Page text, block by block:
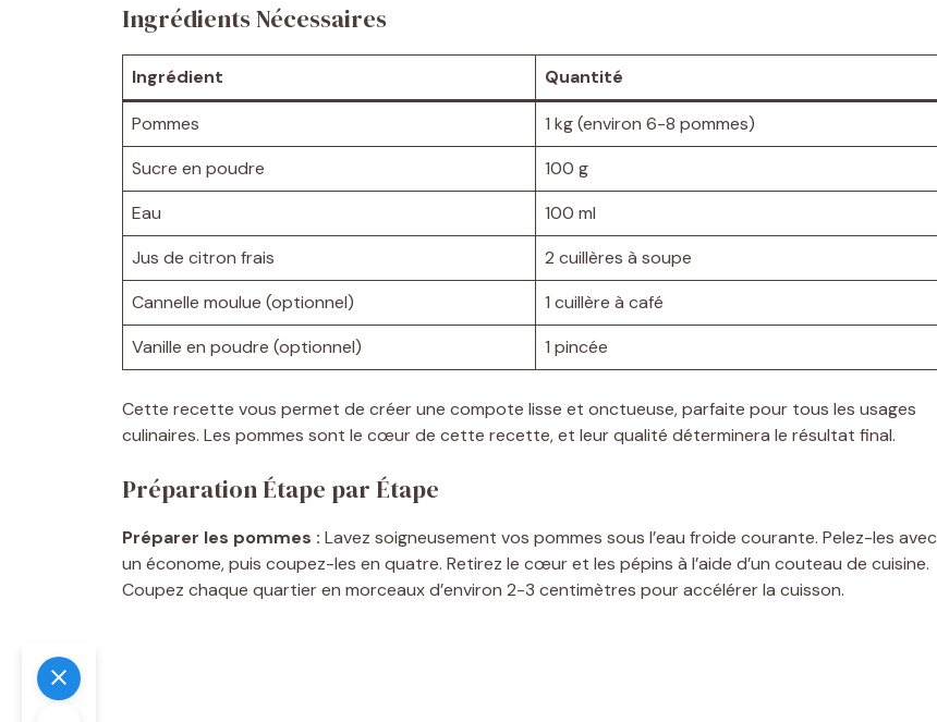
Ingrédients Nécessaires
Ingrédient Quantité
Pommes
1 kg (environ 6-8 pommes)
Sucre en poudre
100 g
Eau
100 ml
Jus de citron frais
2 cuillères à soupe
Cannelle moulue (optionnel)
1 cuillère à café
Vanille en poudre (optionnel)
1 pincée
Cette recette vous permet de créer une compote lisse et onctueuse, parfaite pour tous les usages
culinaires. Les pommes sont le cœur de cette recette, et leur qualité déterminera le résultat final.
Préparation Étape par Étape
Préparer les pommes : Lavez soigneusement vos pommes sous l’eau froide courante. Pelez-les avec
un économe, puis coupez-les en quatre. Retirez le cœur et les pépins à l’aide d’un couteau de cuisine.
Coupez chaque quartier en morceaux d’environ 2-3 centimètres pour accélérer la cuisson.